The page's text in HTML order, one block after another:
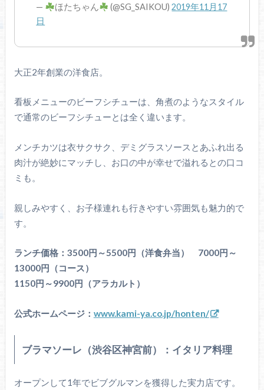
— ほたちゃん (@SG_SAIKOU)2019年11月17
日
大正2年創業の洋食店。
看板メニューのビーフシチューは、角煮のようなスタイル
で通常のビーフシチューとは全く違います。
メンチカツは衣サクサク、デミグラスソースとあふれ出る
肉汁が絶妙にマッチし、お口の中が幸せで溢れるとの口コ
ミも。
親しみやすく、お子様連れも行きやすい雰囲気も魅力的で
す。
ランチ価格：3500円～5500円（洋食弁当） 7000円～
13000円（コース）
1150円～9900円（アラカルト）
公式ホームページ： www.kami-ya.co.jp/honten/
ブラマソーレ（渋谷区神宮前）：イタリア料理
オープンして1年でビブグルマンを獲得した実力店です。